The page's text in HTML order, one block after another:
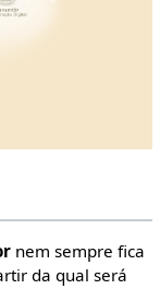
nem sempre fica
da qual será